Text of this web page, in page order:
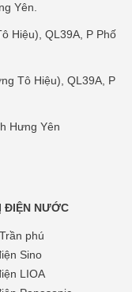
Yên.
Hiệu), QL39A, P Phố
Tô Hiệu), QL39A, P
Hưng Yên
ĐIỆN NƯỚC
phú
Sino
LIOA